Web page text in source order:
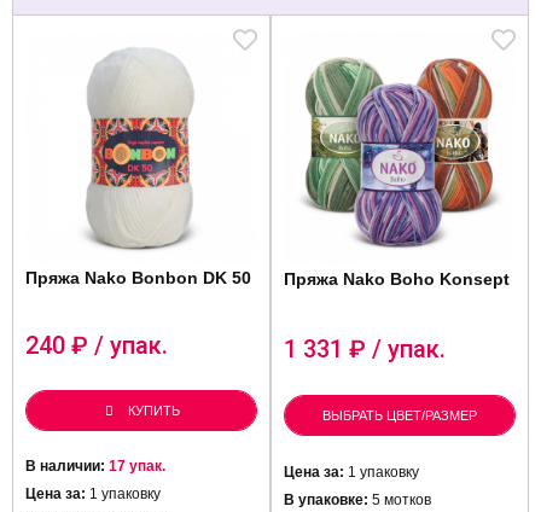
Пряжа Nako Bonbon DK 50
240 ₽ / упак.
КУПИТЬ
В наличии: 17 упак.
Цена за: 1 упаковку
Пряжа Nako Boho Konsept
1 331 ₽ / упак.
ВЫБРАТЬ ЦВЕТ/РАЗМЕР
Цена за: 1 упаковку
В упаковке: 5 мотков